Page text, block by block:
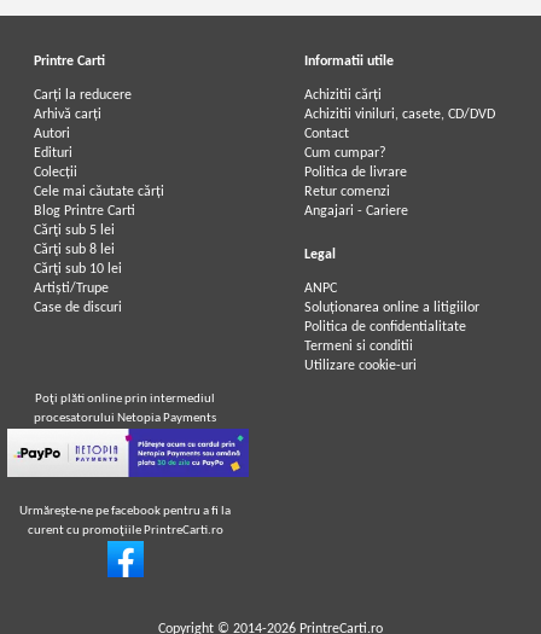
Printre Carti
Carți la reducere
Arhivă carți
Autori
Edituri
Colecții
Cele mai căutate cărți
Blog Printre Carti
Cărţi sub 5 lei
Cărţi sub 8 lei
Cărţi sub 10 lei
Artiști/Trupe
Case de discuri
Informatii utile
Achizitii cărți
Achizitii viniluri, casete, CD/DVD
Contact
Cum cumpar?
Politica de livrare
Retur comenzi
Angajari - Cariere
Legal
ANPC
Soluționarea online a litigiilor
Politica de confidentialitate
Termeni si conditii
Utilizare cookie-uri
Poţi plăti online prin intermediul
procesatorului Netopia Payments
Urmăreşte-ne pe facebook pentru a fi la
curent cu promoţiile PrintreCarti.ro
Copyright © 2014-2026 PrintreCarti.ro